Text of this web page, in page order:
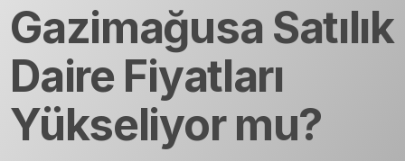
Gazimağusa Satılık
Daire Fiyatları
Yükseliyor mu?